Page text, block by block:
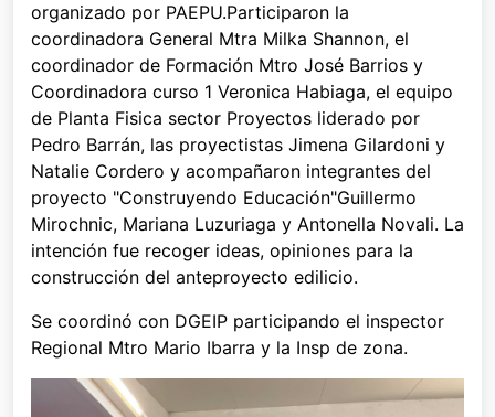
organizado por PAEPU.Participaron la
coordinadora General Mtra Milka Shannon, el
coordinador de Formación Mtro José Barrios y
Coordinadora curso 1 Veronica Habiaga, el equipo
de Planta Fisica sector Proyectos liderado por
Pedro Barrán, las proyectistas Jimena Gilardoni y
Natalie Cordero y acompañaron integrantes del
proyecto "Construyendo Educación"Guillermo
Mirochnic, Mariana Luzuriaga y Antonella Novali. La
intención fue recoger ideas, opiniones para la
construcción del anteproyecto edilicio.
Se coordinó con DGEIP participando el inspector
Regional Mtro Mario Ibarra y la Insp de zona.